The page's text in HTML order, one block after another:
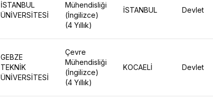
İSTANBUL
ÜNİVERSİTESİ
Mühendisliği
(İngilizce)
(4 Yıllık)
İSTANBUL Devlet
GEBZE
TEKNİK
ÜNİVERSİTESİ
Çevre
Mühendisliği
(İngilizce)
(4 Yıllık)
KOCAELİ Devlet